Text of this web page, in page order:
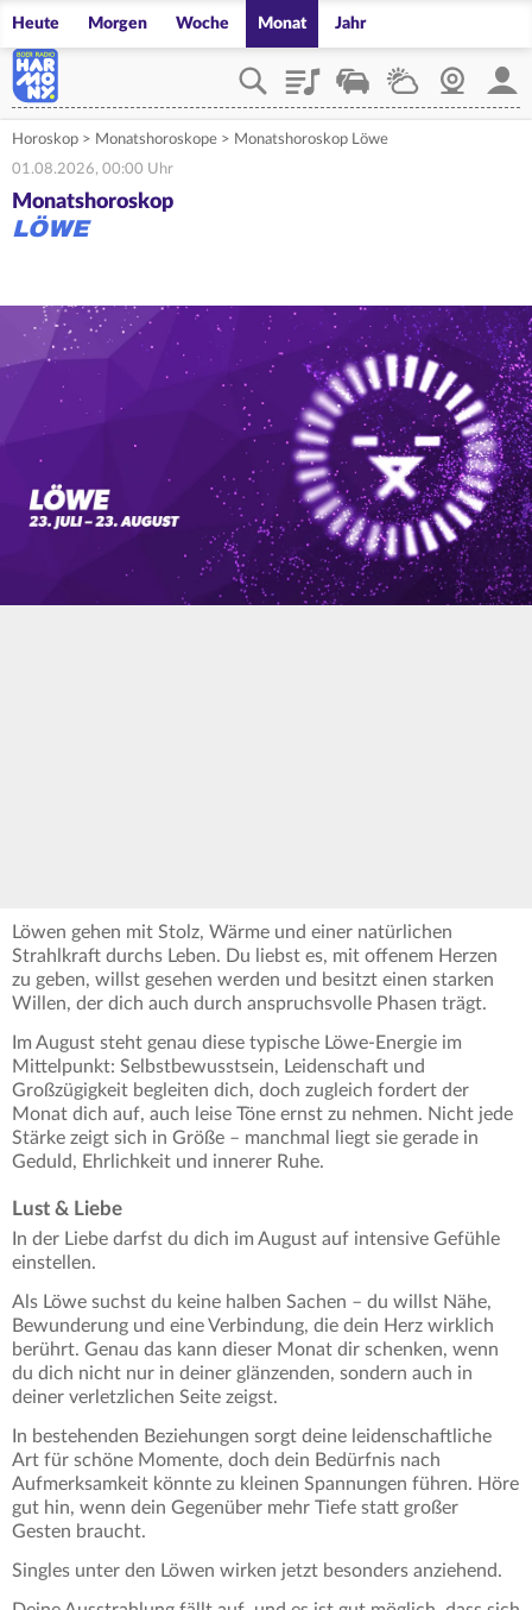
Heute Morgen Woche Monat Jahr
PlaylistVerkehrWetterWebcam
Horoskop > Monatshoroskope > Monatshoroskop Löwe
01.08.2026, 00:00 Uhr
Monatshoroskop
LÖWE
Löwen gehen mit Stolz, Wärme und einer natürlichen
Strahlkraft durchs Leben. Du liebst es, mit offenem Herzen
zu geben, willst gesehen werden und besitzt einen starken
Willen, der dich auch durch anspruchsvolle Phasen trägt.
Im August steht genau diese typische Löwe-Energie im
Mittelpunkt: Selbstbewusstsein, Leidenschaft und
Großzügigkeit begleiten dich, doch zugleich fordert der
Monat dich auf, auch leise Töne ernst zu nehmen. Nicht jede
Stärke zeigt sich in Größe – manchmal liegt sie gerade in
Geduld, Ehrlichkeit und innerer Ruhe.
Lust & Liebe
In der Liebe darfst du dich im August auf intensive Gefühle
einstellen.
Als Löwe suchst du keine halben Sachen – du willst Nähe,
Bewunderung und eine Verbindung, die dein Herz wirklich
berührt. Genau das kann dieser Monat dir schenken, wenn
du dich nicht nur in deiner glänzenden, sondern auch in
deiner verletzlichen Seite zeigst.
In bestehenden Beziehungen sorgt deine leidenschaftliche
Art für schöne Momente, doch dein Bedürfnis nach
Aufmerksamkeit könnte zu kleinen Spannungen führen. Höre
gut hin, wenn dein Gegenüber mehr Tiefe statt großer
Gesten braucht.
Singles unter den Löwen wirken jetzt besonders anziehend.